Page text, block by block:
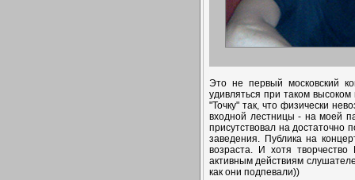
Это не первый московский
удивляться при таком высоком
"Точку" так, что физически
входной лестницы - на моей
присутствовал на
заведения. Публика на
возраста. И хотя
активным действиям
как они подпевали))